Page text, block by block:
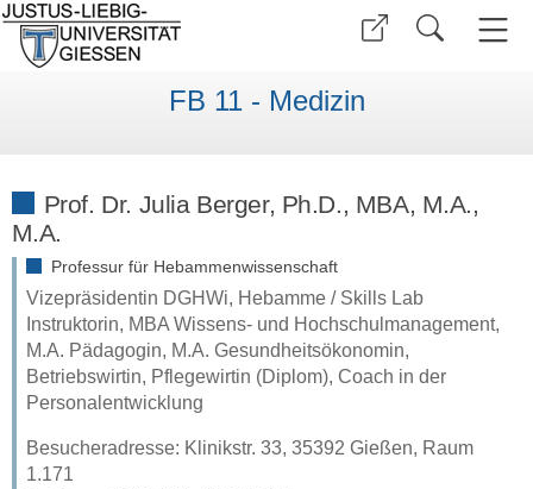
FB 11 - Medizin
Prof. Dr. Julia Berger, Ph.D., MBA, M.A.,
M.A.
Professur für Hebammenwissenschaft
Vizepräsidentin DGHWi, Hebamme / Skills Lab
Instruktorin, MBA Wissens- und Hochschulmanagement,
M.A. Pädagogin, M.A. Gesundheitsökonomin,
Betriebswirtin, Pflegewirtin (Diplom), Coach in der
Personalentwicklung
Besucheradresse: Klinikstr. 33, 35392 Gießen, Raum
1.171